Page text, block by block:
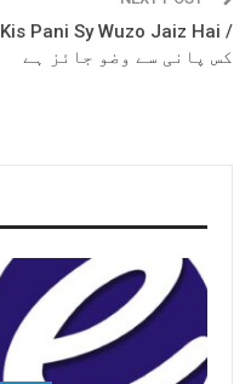
Kis Pani Sy Wuzo Jaiz Hai /
کس پانی سے وضو جائز ہے